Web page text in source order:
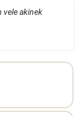
vele akinek